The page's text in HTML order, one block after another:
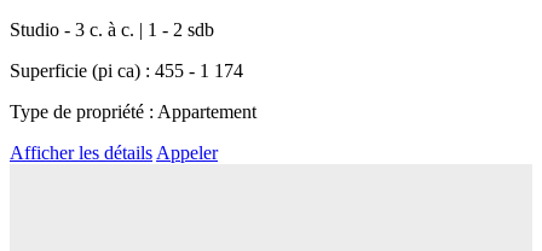
Studio - 3 c. à c. | 1 - 2 sdb
Superficie (pi ca) : 455 - 1 174
Type de propriété : Appartement
Afficher les détails Appeler